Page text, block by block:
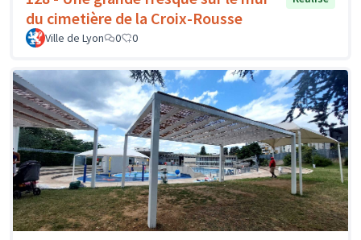
du cimetière de la Croix-Rousse
Ville de Lyon 0 0